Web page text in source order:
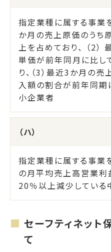
指定業種に属する事業
か月の売上原価のうち
上を占めており、 （2
単価が前年同月に比し
り、（3）最近3か月の
入額の割合が前年同期
小企業者
（ハ）
指定業種に属する事業
の月平均売上高営業利
20％以上減少している
セーフティネッ
て